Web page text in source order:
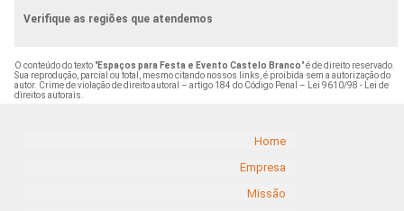
Verifique as regiões que atendemos
O conteúdo do texto "Espaços para Festa e Evento Castelo Branco" é de direito reservado.
Sua reprodução, parcial ou total, mesmo citando nossos links, é proibida sem a autorização do
autor. Crime de violação de direito autoral – artigo 184 do Código Penal –
Lei 9610/98 - Lei de
direitos autorais
Home
Empresa
Missão